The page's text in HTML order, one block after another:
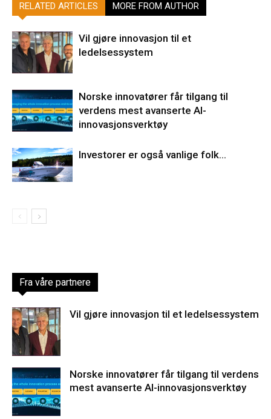
RELATED ARTICLES MORE FROM AUTHOR
Vil gjøre innovasjon til et
ledelsessystem
Norske innovatører får tilgang til
verdens mest avanserte AI-
innovasjonsverktøy
Investorer er også vanlige folk…
Fra våre partnere
Vil gjøre innovasjon til et ledelsessystem
Norske innovatører får tilgang til verdens
mest avanserte AI-innovasjonsverktøy